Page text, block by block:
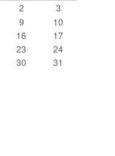
2
3
9
10
16
17
23
24
30 31